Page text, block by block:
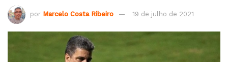
por Marcelo Costa Ribeiro 19 de julho de 2021